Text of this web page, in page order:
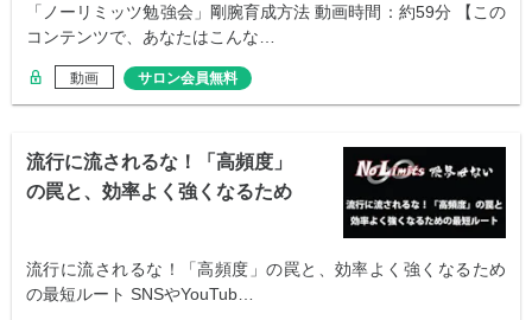
「ノーリミッツ勉強会」剛腕育成方法 動画時間：約59分 【この
コンテンツで、あなたはこんな…
動画 サロン会員無料
流行に流されるな！「高頻度」
の罠と、効率よく強くなるため
流行に流されるな！「高頻度」の罠と、効率よく強くなるため
の最短ルート SNSやYouTub…